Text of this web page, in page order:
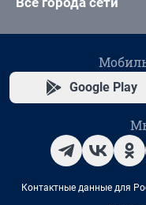
Google Play
Контактные данные для